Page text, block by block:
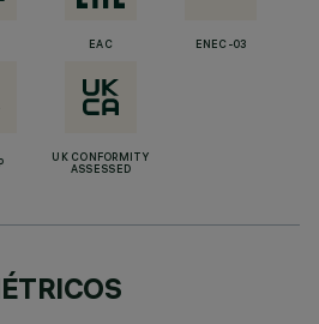
EAC ENEC-03
UK CONFORMITY
ASSESSED